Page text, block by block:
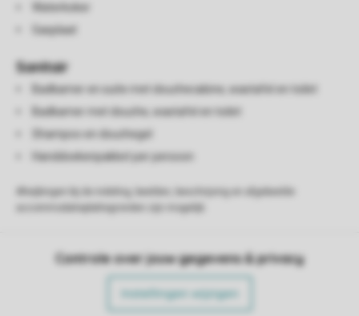
Waterkoker
Gasplaat
Sanitair
Badkamer en suite met douchecabine, wastafel en toilet
Badkamer met douche, wastafel en toilet
Shampoo en douchegel
Handdoekenpakket per persoon
Controle over jouw gegevens & privacy
Instellingen wijzigen